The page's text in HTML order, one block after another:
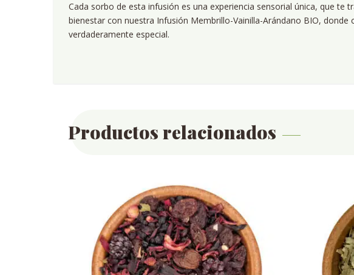
Cada sorbo de esta infusión es una experiencia sensorial única, que
bienestar con nuestra Infusión Membrillo-Vainilla-Arándano BIO,
verdaderamente especial.
Productos relacionados